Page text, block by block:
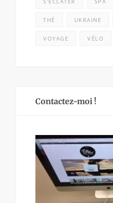
THÉ UKRAINE
VOYAGE VÉLO
Contactez-moi !